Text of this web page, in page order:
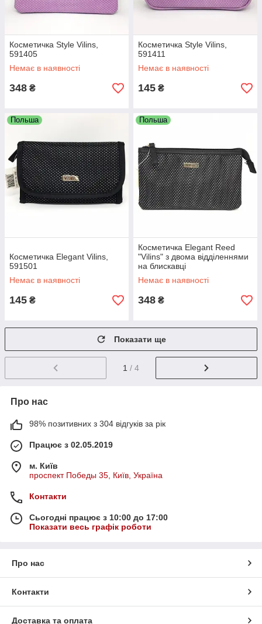
Косметичка Style Vilins,
591405
Немає в наявності
348 ₴
Косметичка Style Vilins,
591411
Немає в наявності
145 ₴
Польша
Косметичка Elegant Vilins,
591501
Немає в наявності
145 ₴
Польша
Косметичка Elegant Reed
"Vilins" з двома відділеннями
на блискавці
Немає в наявності
348 ₴
Показати ще
1 / 4
Про нас
98% позитивних з 304 відгуків за рік
Працює з 02.05.2019
м. Київ
проспект Победы 35, Київ, Україна
Контакти
Сьогодні працює з 10:00 до 17:00
Показати весь графік роботи
Про нас
Контакти
Доставка та оплата